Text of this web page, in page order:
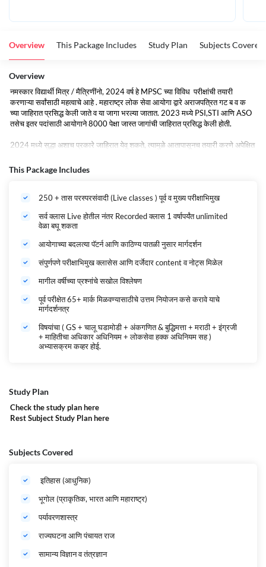
Overview This Package Includes Study Plan Subjects Covered
Overview
नमस्कार विद्यार्थी मित्र / मैत्रिणींनो, 2024 वर्ष हे MPSC च्या विविध परीक्षांची तयारी
करणाऱ्या सर्वांसाठी महत्वाचे आहे . महाराष्ट्र लोक सेवा आयोगा द्वारे अराजपत्रित गट ब व क
च्या जाहिरात प्रसिद्ध केली जाते व या जागा भरल्या जातात. 2023 मध्ये PSI,STI आणि ASO
तसेच इतर पदांसाठी आयोगाने 8000 पेक्षा जास्त जागांची जाहिरात प्रसिद्ध केली होती.
2024 मध्ये सुद्धा अशाच प्रकारे जाहिरात येवू शकते, त्यामुळे आतापासूनच तयारी करणे अपेक्षित
अगदी सुरुवातीपासून तयारी करणाऱ्या विद्यार्थी मित्रांना त्यांच्या स्वप्नपूर्तीसाठी अचूक आणि
परिपूर्ण मार्गदर्शन उपलब्ध करून देण्यासाठी ADDA247 ची टीम खास तुमच्यासाठी घेऊन
Foundation + Integrated Batch - 2024 विशेष बॅच. या बॅचच्या माध्यमातून तुम्ही
ASO तसेच इतर सर्व या पदांसाठीच्या संयुक्त पूर्व परीक्षेसह मुख्य परीक्षेची तयारी ADDA247
मराठी टीमच्या अनुभवी आणि तज्ज्ञ शिक्षकांसोबत ऑनलाईन लाइव्ह क्लासेसच्या माधमातून
करणे नक्कीच विद्यार्थ्यांसाठी फायदेशीर ठरेल.
रणभूमी बॅच MPSC ची नव्याने तयारी करणाऱ्यांपासून अनुभवी, प्रगत स्तरापर्यंतच्या सर्व
मित्रांसाठी हा कोर्स उपयुक्त तसेच यशदायक ठरेल. परीक्षेपूर्वी सर्व अभ्यासक्रम पूर्ण केला जाईल
This Package Includes
250 + तास परस्परसंवादी (Live classes ) पूर्व व मुख्य परीक्षाभिमुख
सर्व क्लास Live होतील नंतर Recorded क्लास 1 वर्षापर्यंत unlimited
वेळा बघू शकता
आयोगाच्या बदलत्या पॅटर्न आणि काठिण्य पातळी नुसार मार्गदर्शन
संपुर्णपणे परीक्षाभिमुख क्लासेस आणि दर्जेदार content व नोट्स मिळेल
मागील वर्षीच्या प्रश्नांचे सखोल विश्लेषण
पूर्व परीक्षेत 65+ मार्क मिळवण्यासाठीचे उत्तम नियोजन कसे करावे याचे
मार्गदर्शनत्र
विषयांचा ( GS + चालू घडामोडी + अंकगणित & बुद्धिमत्ता + मराठी + इंग्रजी
+ माहितीचा अधिकार अधिनियम + लोकसेवा हक्क अधिनियम सह )
अभ्यासक्रम कव्हर होई.
Study Plan
Check the study planhere
Rest Subject Study Planhere
Subjects Covered
इतिहास (आधुनिक)
भूगोल (प्राकृतिक, भारत आणि महाराष्ट्र)
पर्यावरणशास्त्र
राज्यघटना आणि पंचायत राज
सामान्य विज्ञान व तंत्रज्ञान